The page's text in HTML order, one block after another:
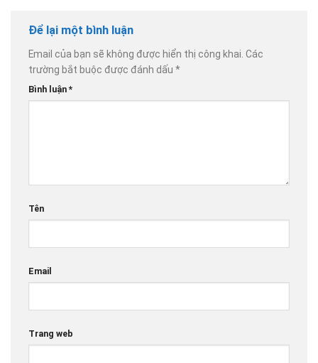
Để lại một bình luận
Email của bạn sẽ không được hiển thị công khai. Các
trường bắt buộc được đánh dấu *
Bình luận*
Tên
Email
Trang web